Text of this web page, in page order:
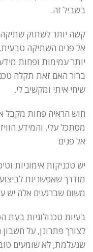
בשביל זה.
קשה יותר לשתוק שתיקה
אל פנים השתיקה
יותר עמימות ופחות
ברור האם זאת תקלה
שיחי איתי ומקשיב לי.
חוש הראיה פחות מקבל
מסתכל עלי. והמידע
אל פנים
יש טכניקות אימוניות
מודרך שאפשריות
משום שברגעים אלה יש
בעיות טכנולוגיות
לצורך פתרונן, על
שנעלמת, לא שומעים